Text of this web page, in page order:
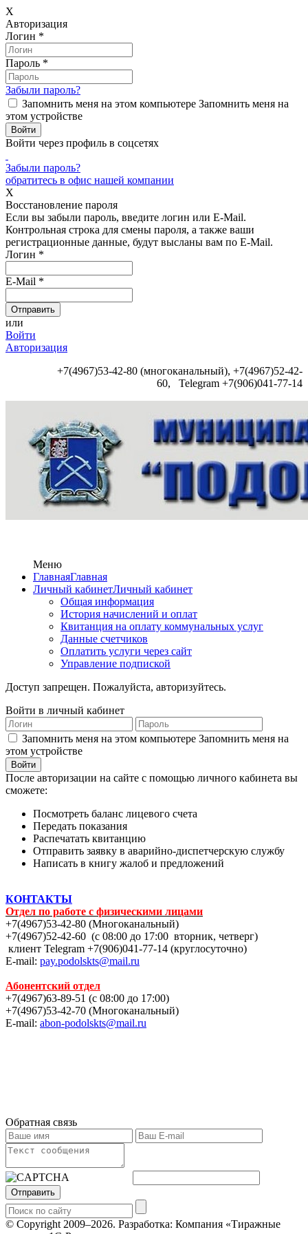
X
Авторизация
Логин *
Пароль *
Забыли пароль?
Запомнить меня на этом компьютере Запомнить меня на
этом устройстве
Войти через профиль в соцсетях
Забыли пароль?
обратитесь в офис нашей компании
X
Восстановление пароля
Если вы забыли пароль, введите логин или E-Mail.
Контрольная строка для смены пароля, а также ваши
регистрационные данные, будут высланы вам по E-Mail.
Логин *
E-Mail *
или
Войти
Авторизация
+7(4967)53-42-80 (многоканальный), +7(4967)52-42-
60, Telegram +7(906)041-77-14
Меню
ГлавнаяГлавная
Личный кабинетЛичный кабинет
Общая информация
История начислений и оплат
Квитанция на оплату коммунальных услуг
Данные счетчиков
Оплатить услуги через сайт
Управление подпиской
Доступ запрещен. Пожалуйста, авторизуйтесь.
Войти в личный кабинет
Запомнить меня на этом компьютере Запомнить меня на
этом устройстве
После авторизации на сайте с помощью личного кабинета вы
сможете:
Посмотреть баланс лицевого счета
Передать показания
Распечатать квитанцию
Отправить заявку в аварийно-диспетчерскую службу
Написать в книгу жалоб и предложений
КОНТАКТЫ
Отдел по работе с физическими лицами
+7(4967)53-42-80 (Многоканальный)
+7(4967)52-42-60 (с 08:00 до 17:00 вторник, четверг)
клиент Telegram +7(906)041-77-14 (круглосуточно)
E-mail: pay.podolskts@mail.ru
Абонентский отдел
+7(4967)63-89-51 (с 08:00 до 17:00)
+7(4967)53-42-70 (Многоканальный)
E-mail: abon-podolskts@mail.ru
Обратная связь
Отправить
© Copyright 2009–2026. Разработка: Компания «Тиражные